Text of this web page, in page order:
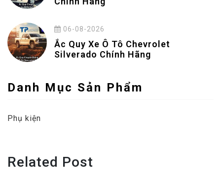
06-08-2026
Ắc Quy Xe Ô Tô Chevrolet
Silverado Chính Hãng
Danh Mục Sản Phẩm
Phụ kiện
Related Post